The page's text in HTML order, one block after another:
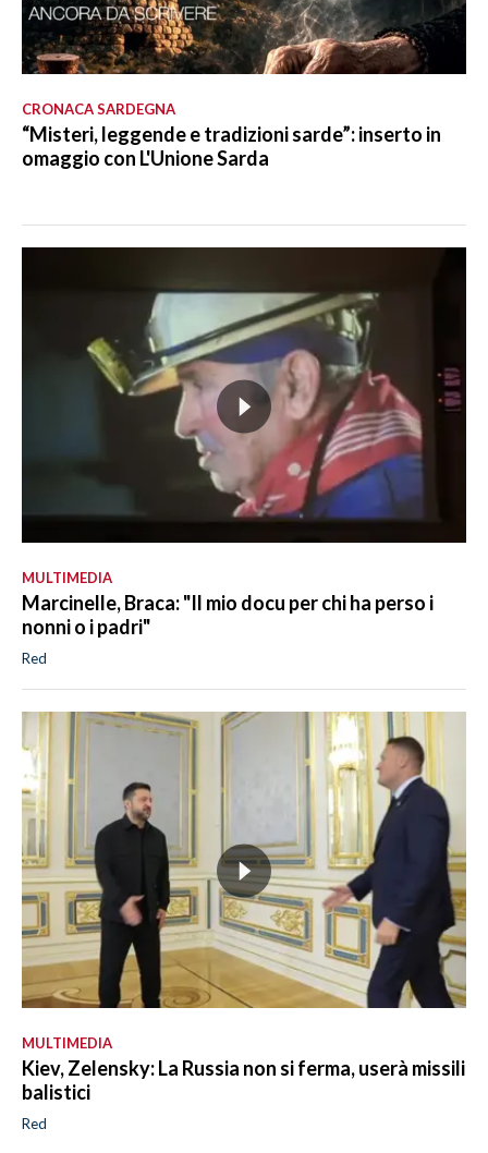
CRONACA SARDEGNA
“Misteri, leggende e tradizioni sarde”: inserto in
omaggio con L'Unione Sarda
MULTIMEDIA
Marcinelle, Braca: "Il mio docu per chi ha perso i
nonni o i padri"
Red
MULTIMEDIA
Kiev, Zelensky: La Russia non si ferma, userà missili
balistici
Red